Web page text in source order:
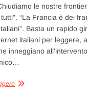
le nostre
“La Francia è dei
Basta un rapido
italiani per leggere,
inneggiano